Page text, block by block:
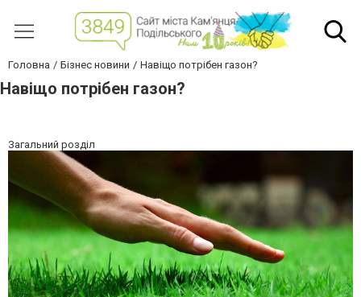
Головна Бізнес новини Навіщо потрібен газон?
Навіщо потрібен газон?
Загальний розділ